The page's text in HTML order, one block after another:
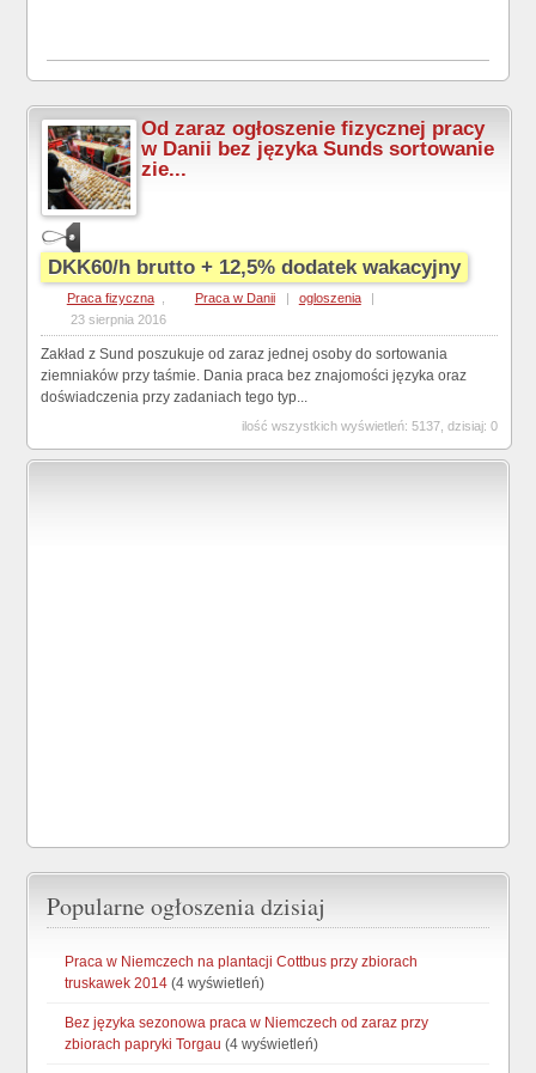
DKK60/h brutto + 12,5% dodatek wakacyjny
Od zaraz ogłoszenie fizycznej pracy
w Danii bez języka Sunds sortowanie
zie...
Praca fizyczna Praca w Danii | ogloszenia
|
23 sierpnia 2016
Zakład z Sund poszukuje od zaraz jednej osoby do sortowania
ziemniaków przy taśmie. Dania praca bez znajomości języka oraz
doświadczenia przy zadaniach tego typ...
ilość wszystkich wyświetleń: 5137, dzisiaj: 0
Popularne ogłoszenia dzisiaj
Praca w Niemczech na plantacji Cottbus przy zbiorach
truskawek 2014 (4 wyświetleń)
Bez języka sezonowa praca w Niemczech od zaraz przy
zbiorach papryki Torgau (4 wyświetleń)